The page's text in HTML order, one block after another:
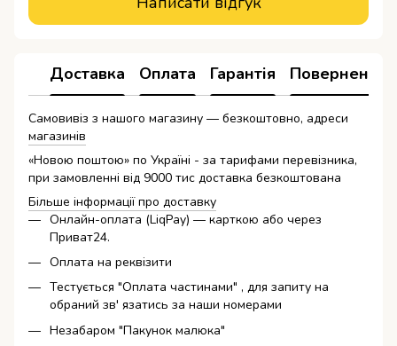
Доставка Оплата Гарантія Повернення
Самовивіз з нашого магазину — безкоштовно, адреси
магазинів
«Новою поштою» по Україні - за тарифами перевізника,
при замовленні від 9000 тис доставка безкоштована
Більше інформації про доставку
Онлайн-оплата (LiqPay) — карткою або через
Приват24.
Оплата на реквізити
Тестується "Оплата частинами" , для запиту на
обраний зв' язатись за наши номерами
Незабаром "Пакунок малюка"